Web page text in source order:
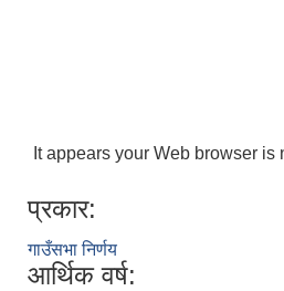
It appears your Web browser
प्रकार:
गाउँसभा निर्णय
आर्थिक वर्ष: